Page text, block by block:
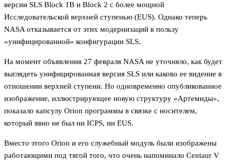
версии SLS Block 1B и Block 2 с более мощной
Исследовательской верхней ступенью (EUS). Однако теперь
NASA отказывается от этих модернизаций в пользу
«унифицированной» конфигурации SLS.
На момент объявления 27 февраля NASA не уточняло, как будет
выглядеть унифицированная версия SLS или каково ее видение в
отношении верхней ступени. Но одновременно опубликованное
изображение, иллюстрирующее новую структуру «Артемиды»,
показало капсулу Orion программы в связке с носителем,
который явно не был ни ICPS, ни EUS.
Вместо этого Orion и его служебный модуль были изображены
работающими под тягой того, что очень напоминало Centaur V